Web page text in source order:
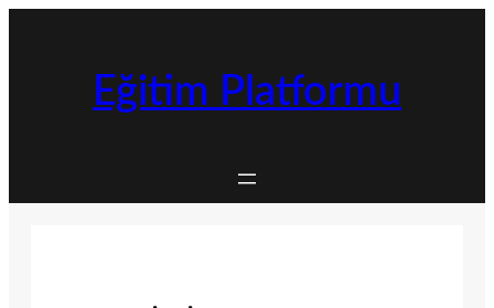
Eğitim Platformu